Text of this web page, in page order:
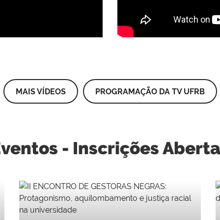
MAIS VÍDEOS PROGRAMAÇÃO DA TV UFRB
- Inscrições